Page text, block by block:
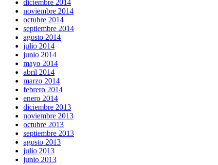
diciembre 2014
noviembre 2014
octubre 2014
septiembre 2014
agosto 2014
julio 2014
junio 2014
mayo 2014
abril 2014
marzo 2014
febrero 2014
enero 2014
diciembre 2013
noviembre 2013
octubre 2013
septiembre 2013
agosto 2013
julio 2013
junio 2013